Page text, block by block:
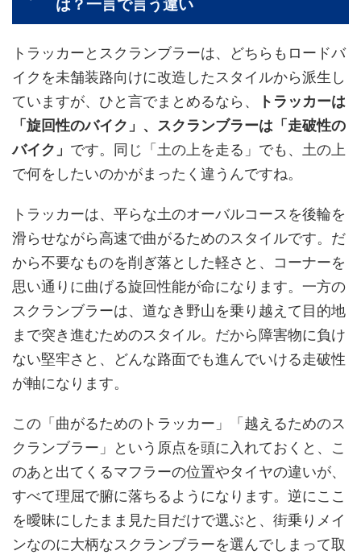
は？一言で言う違い
トラッカーとスクランブラーは、どちらもロードバ
イクを未舗装路向けに改造したスタイルから派生し
ていますが、ひと言でまとめるなら、
トラッカーは
「旋回性のバイク」、スクランブラーは「走破性の
バイク」 です。同じ「土の上を走る」でも、土の上
で何をしたいのかがまったく違うんですね。
トラッカーは、平らな土のオーバルコースを後輪を
滑らせながら高速で曲がるためのスタイルです。だ
から不要なものを削ぎ落とした軽さと、コーナーを
思い通りに曲げる旋回性能が命になります。一方の
スクランブラーは、道なき野山を乗り越えて目的地
まで突き進むためのスタイル。だから障害物に負け
ない堅牢さと、どんな路面でも進んでいける走破性
が軸になります。
この「曲がるためのトラッカー」「越えるためのス
クランブラー」という原点を頭に入れておくと、こ
のあと出てくるマフラーの位置やタイヤの違いが、
すべて理屈で腑に落ちるようになります。逆にここ
を曖昧にしたまま見た目だけで選ぶと、街乗りメイ
ンなのに大柄なスクランブラーを選んでしまって取